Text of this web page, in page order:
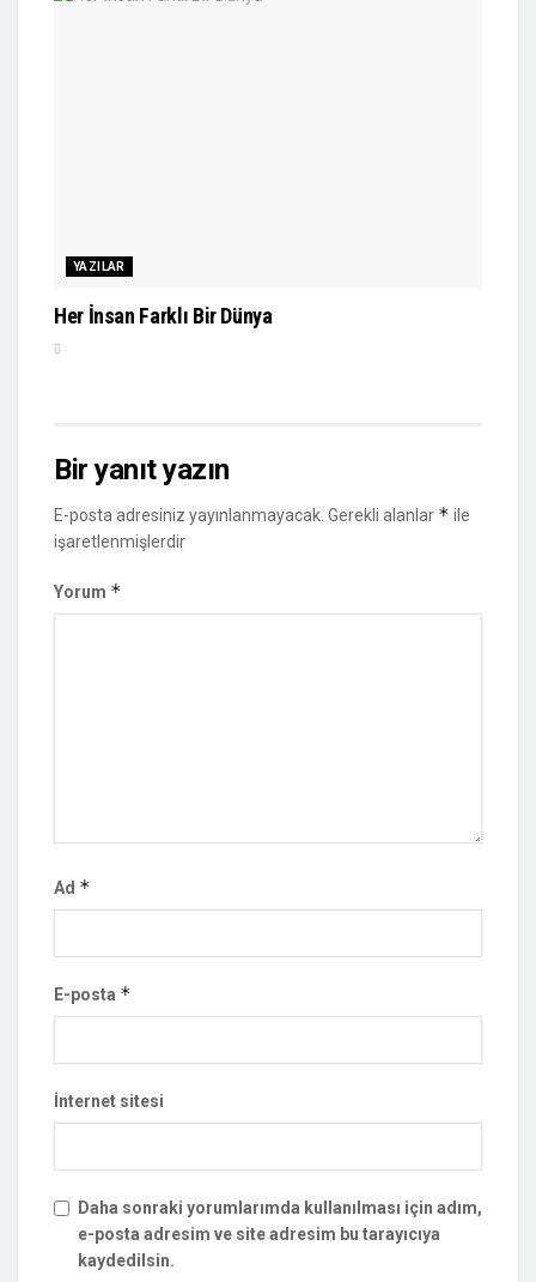
YAZILAR
Her İnsan Farklı Bir Dünya
Bir yanıt yazın
E-posta adresiniz yayınlanmayacak. Gerekli alanlar * ile
işaretlenmişlerdir
Yorum *
Ad *
E-posta *
İnternet sitesi
Daha sonraki yorumlarımda kullanılması için adım,
e-posta adresim ve site adresim bu tarayıcıya
kaydedilsin.